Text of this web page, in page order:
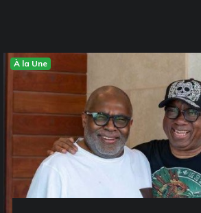
À la Une